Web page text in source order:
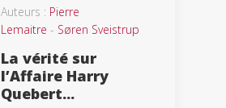
Auteurs : Pierre
Lemaitre - Søren Sveistrup
La vérité sur
l’Affaire Harry
Quebert...